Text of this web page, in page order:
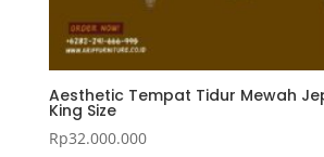
Aesthetic Tempat Tidur Mewah
King Size
Rp32.000.000